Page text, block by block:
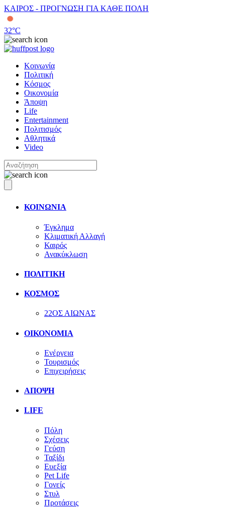
ΚΑΙΡΟΣ - ΠΡΟΓΝΩΣΗ ΓΙΑ ΚΑΘΕ ΠΟΛΗ
32°C
Κοινωνία
Πολιτική
Κόσμος
Οικονομία
Άποψη
Life
Entertainment
Πολιτισμός
Αθλητικά
Video
ΚΟΙΝΩΝΙΑ
Έγκλημα
Κλιματική Αλλαγή
Καιρός
Ανακύκλωση
ΠΟΛΙΤΙΚΗ
ΚΟΣΜΟΣ
22ΟΣ ΑΙΩΝΑΣ
ΟΙΚΟΝΟΜΙΑ
Ενέργεια
Τουρισμός
Επιχειρήσεις
ΑΠΟΨΗ
LIFE
Πόλη
Σχέσεις
Γεύση
Ταξίδι
Ευεξία
Pet Life
Γονείς
Στυλ
Προτάσεις